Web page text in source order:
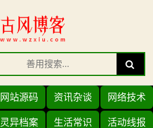
Search
for:
Search
网站源码 资讯杂谈 网络技术
灵异档案 生活常识 活动线报